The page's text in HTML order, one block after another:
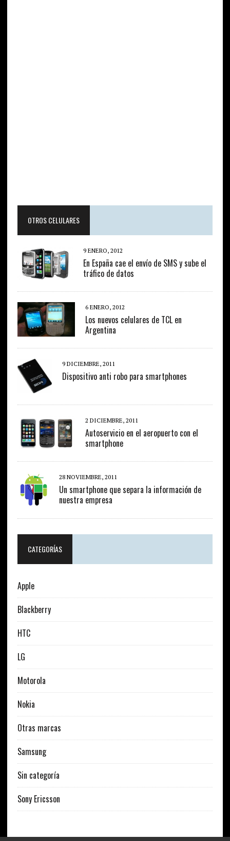
OTROS CELULARES
9 ENERO, 2012
En España cae el envío de SMS y sube el
tráfico de datos
6 ENERO, 2012
Los nuevos celulares de TCL en
Argentina
9 DICIEMBRE, 2011
Dispositivo anti robo para smartphones
2 DICIEMBRE, 2011
Autoservicio en el aeropuerto con el
smartphone
28 NOVIEMBRE, 2011
Un smartphone que separa la información de
nuestra empresa
CATEGORÍAS
Apple
Blackberry
HTC
LG
Motorola
Nokia
Otras marcas
Samsung
Sin categoría
Sony Ericsson